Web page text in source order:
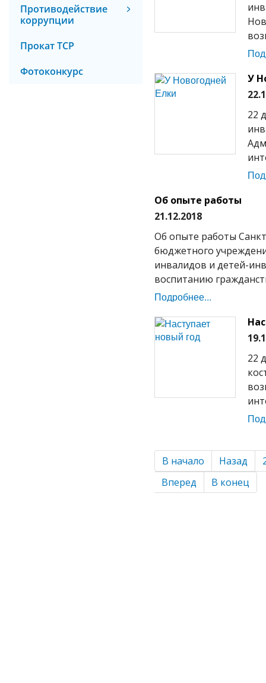
Противодействие
коррупции
Прокат ТСР
Фотоконкурс
У
22
Об опыте работы
21.12.2018
Об опыте работы
бюджетного
инвалидов и детей-
воспитанию
Подробнее...
22
В начало Назад
Вперед
В конец